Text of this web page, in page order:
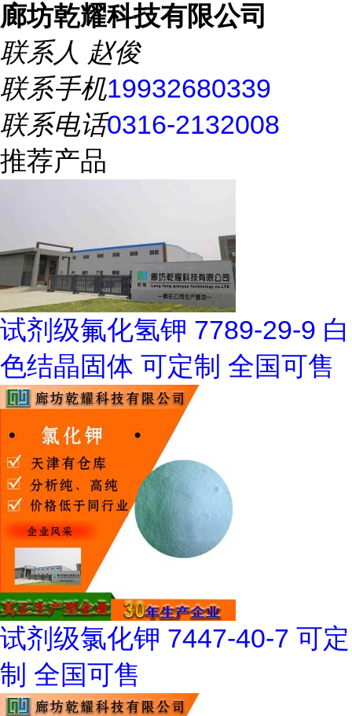
廊坊乾耀科技有限公司
联系人 赵俊
联系手机19932680339
联系电话0316-2132008
推荐产品
试剂级氟化氢钾 7789-29-9 白
色结晶固体 可定制 全国可售
试剂级氯化钾 7447-40-7 可定
制 全国可售